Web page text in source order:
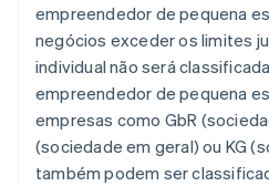
empreendedor de pequena
negócios exceder os limites
individual não será
empreendedor de pequena
empresas como GbR
(sociedade em geral) ou KG
também podem ser